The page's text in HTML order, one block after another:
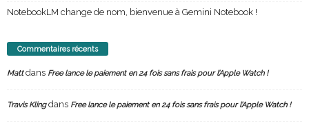
NotebookLM change de nom, bienvenue à Gemini Notebook !
Commentaires récents
Mattdans Free lance le paiement en 24 fois sans frais pour l’Apple Watch !
Travis Klingdans Free lance le paiement en 24 fois sans frais pour l’Apple Watch !